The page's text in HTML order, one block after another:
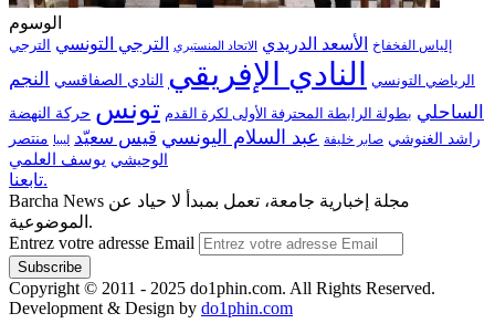
الوسوم
إلياس الفخفاخ الأسعد الدريدي الاتحاد المنستيري الترجي التونسي الترجي
الرياضي التونسي النادي الإفريقي النادي الصفاقسي
النجم
الساحلي بطولة الرابطة المحترفة الأولى لكرة القدم تونس حركة النهضة
راشد الغنوشي صابر خليفة عبد السلام اليونسي قيس سعيّد ليبيا
منتصر
الوحيشي يوسف العلمي
تابعنا.
Barcha News مجلة إخبارية جامعة، تعمل بمبدأ لا حياد عن
الموضوعية.
Entrez votre adresse Email
Copyright © 2011 - 2025 do1phin.com. All Rights Reserved.
Development & Design by do1phin.com